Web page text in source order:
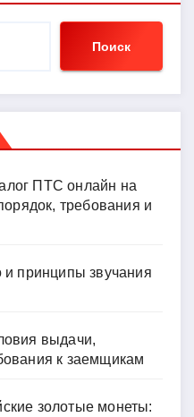
Поиск
ПТС онлайн на
требования и
и принципы звучания
выдачи,
к заемщикам
золотые монеты: